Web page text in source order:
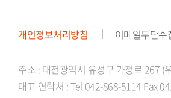
개인정보처리방침 이메일무단수
주소 : 대전광역시 유성구 가정로 267 (
대표 연락처 : Tel 042-868-5114 Fax